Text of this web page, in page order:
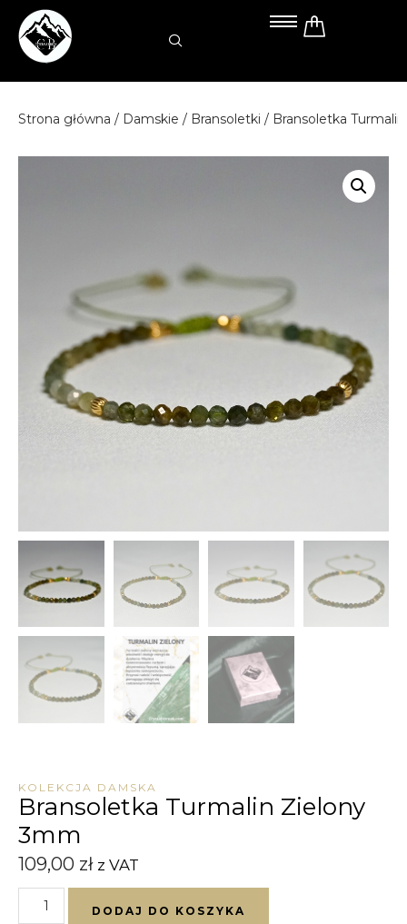
Przejdź
Strona główna / Damskie / Bransoletki / Bransoletka
KOLEKCJA DAMSKA
Bransoletka Turmalin Zielony
3mm
109,00 zł z VAT
DODAJ DO KOSZYKA